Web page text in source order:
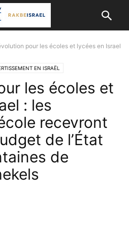
pour les écoles et lycées en Israel
EN ISRAËL
les écoles et
: les
recevront
de l’État
de